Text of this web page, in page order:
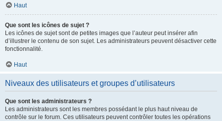
Haut
Que sont les icônes de sujet ?
Les icônes de sujet sont de petites images que l’auteur peut insérer afin
d’illustrer le contenu de son sujet. Les administrateurs peuvent désactiver cette
fonctionnalité.
Haut
Niveaux des utilisateurs et groupes d’utilisateurs
Que sont les administrateurs ?
Les administrateurs sont les membres possédant le plus haut niveau de
contrôle sur le forum. Ces utilisateurs peuvent contrôler toutes les opérations